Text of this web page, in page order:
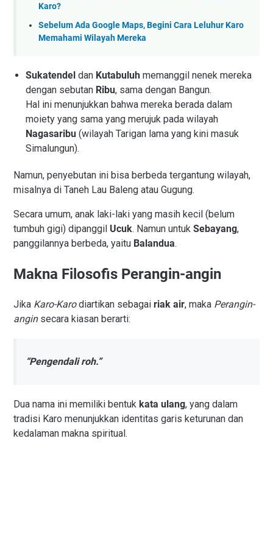
Karo?
Sebelum Ada Google Maps, Begini Cara Leluhur Karo
Memahami Wilayah Mereka
Sukatendel dan Kutabuluh memanggil nenek mereka
dengan sebutan Ribu, sama dengan Bangun.
Hal ini menunjukkan bahwa mereka berada dalam
moiety yang sama yang merujuk pada wilayah
Nagasaribu (wilayah Tarigan lama yang kini masuk
Simalungun).
Namun, penyebutan ini bisa berbeda tergantung wilayah,
misalnya di Taneh Lau Baleng atau Gugung.
Secara umum, anak laki-laki yang masih kecil (belum
tumbuh gigi) dipanggil Ucuk. Namun untuk Sebayang,
panggilannya berbeda, yaitu Balandua.
Makna Filosofis Perangin-angin
Jika Karo-Karodiartikan sebagai riak air, maka Perangin-
anginsecara kiasan berarti:
“Pengendali roh.”
Dua nama ini memiliki bentuk kata ulang, yang dalam
tradisi Karo menunjukkan identitas garis keturunan dan
kedalaman makna spiritual.